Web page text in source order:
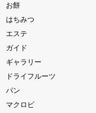
お餅
はちみつ
エステ
ガイド
ギャラリー
ドライフルーツ
パン
マクロビ